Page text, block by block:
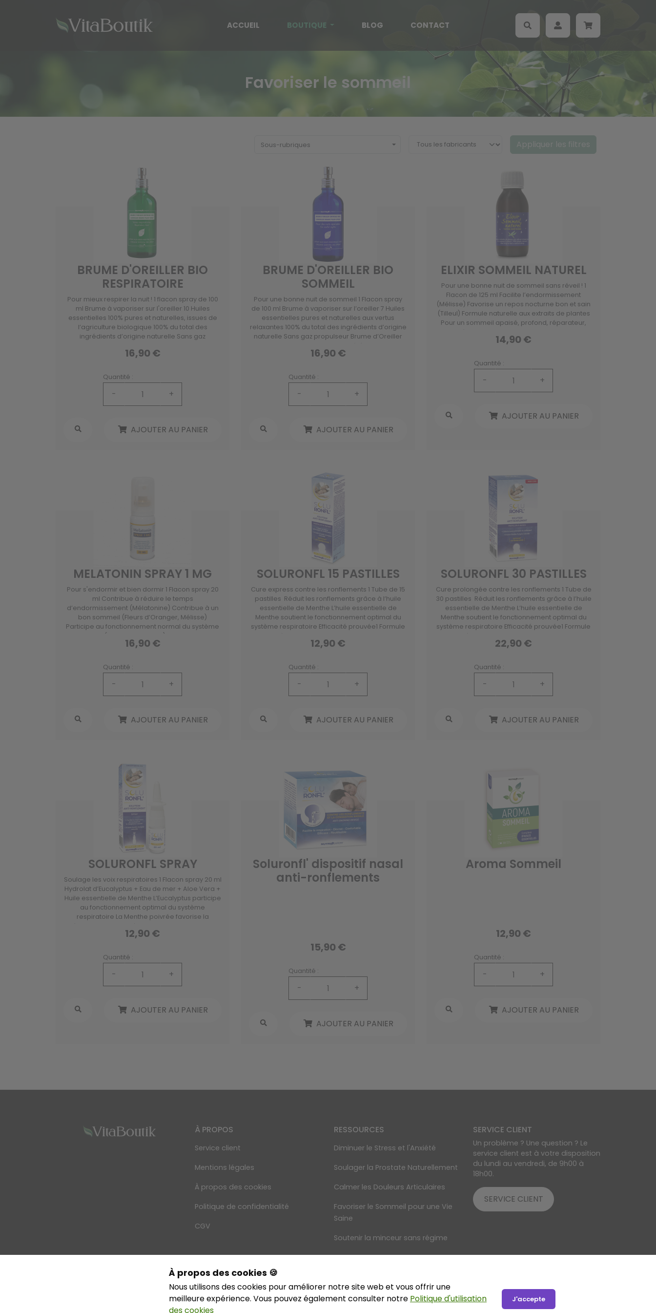
ACCUEIL BOUTIQUE BLOG CONTACT
Favoriser le sommeil
Sous-rubriques Appliquer les filtres
BRUME D'OREILLER BIO
RESPIRATOIRE
Pour mieux respirer la nuit ! 1 flacon spray de 100
ml Brume à vaporiser sur l'oreiller 10 Huiles
essentielles 100% pures et naturelles, issues de
l’agriculture biologique 100% du total des
ingrédients d’origine naturelle Sans gaz
Bio est contrôlé par ECOCERT Greenlife F32600
biologique.
16,90 €
Quantité :
- +
AJOUTER AU PANIER
BRUME D'OREILLER BIO
SOMMEIL
Pour une bonne nuit de sommeil 1 Flacon spray
de 100 ml Brume à vaporiser sur l’oreiller 7 Huiles
essentielles pures et naturelles aux vertus
relaxantes 100% du total des ingrédients d’origine
naturelle Sans gaz propulseur Brume d’Oreiller
Greenlife F32600 aux huiles essentielles issues de
16,90 €
Quantité :
- +
AJOUTER AU PANIER
ELIXIR SOMMEIL NATUREL
Pour une bonne nuit de sommeil sans réveil ! 1
Flacon de 125 ml Facilite l’endormissement
(Mélisse) Favorise un repos nocturne bon et sain
(Tilleul) Formule naturelle aux extraits de plantes
Pour un sommeil apaisé, profond, réparateur,
extraits de plantes.
14,90 €
Quantité :
- +
AJOUTER AU PANIER
MELATONIN SPRAY 1 MG
Pour s'endormir et bien dormir 1 Flacon spray 20
ml Contribue à réduire le temps
d’endormissement (Mélatonine) Contribue à un
bon sommeil (Fleurs d’Oranger, Mélisse)
Participe au fonctionnement normal du système
nerveux (Vitamines B1 et B6) Spray lingual
permettant un effet plus rapide. Format nomade
16,90 €
Quantité :
- +
AJOUTER AU PANIER
SOLURONFL 15 PASTILLES
Cure express contre les ronflements 1 Tube de 15
pastilles Réduit les ronflements grâce à l’huile
essentielle de Menthe L’huile essentielle de
Menthe soutient le fonctionnement optimal du
système respiratoire Efficacité prouvée1 Formule
Menthe et Vitamines.
12,90 €
Quantité :
- +
AJOUTER AU PANIER
SOLURONFL 30 PASTILLES
Cure prolongée contre les ronflements 1 Tube de
30 pastilles Réduit les ronflements grâce à l’huile
essentielle de Menthe L’huile essentielle de
Menthe soutient le fonctionnement optimal du
système respiratoire Efficacité prouvée1 Formule
Menthe et Vitamines.
22,90 €
Quantité :
- +
AJOUTER AU PANIER
SOLURONFL SPRAY
Soulage les voix respiratoires 1 Flacon spray 20 ml
Hydrolat d’Eucalyptus + Eau de mer + Aloe Vera +
Huile essentielle de Menthe L’Eucalyptus participe
au fonctionnement optimal du système
respiratoire La Menthe poivrée favorise la
en 1.
12,90 €
Quantité :
- +
AJOUTER AU PANIER
Soluronfl' dispositif nasal
anti-ronflements
15,90 €
Quantité :
- +
AJOUTER AU PANIER
Aroma Sommeil
12,90 €
Quantité :
- +
AJOUTER AU PANIER
À PROPOS
Service client
Mentions légales
À propos des cookies
Politique de confidentialité
CGV
RESSOURCES
Diminuer le Stress et l'Anxiété
Soulager la Prostate Naturellement
Calmer les Douleurs Articulaires
Favoriser le Sommeil pour une Vie
Saine
Soutenir la minceur sans régime
SERVICE CLIENT
Un problème ? Une question ? Le
service client est à votre disposition
du lundi au vendredi, de 9h00 à
18h00.
SERVICE CLIENT
© 2026 VitaBoutik - Tous droits réservés
À propos des cookies 🍪
Nous utilisons des cookies pour améliorer notre site web et vous offrir une
meilleure expérience. Vous pouvez également consulter notre Politique d'utilisation
des cookies
J'accepte